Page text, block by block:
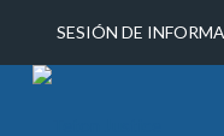
SESIÓN DE